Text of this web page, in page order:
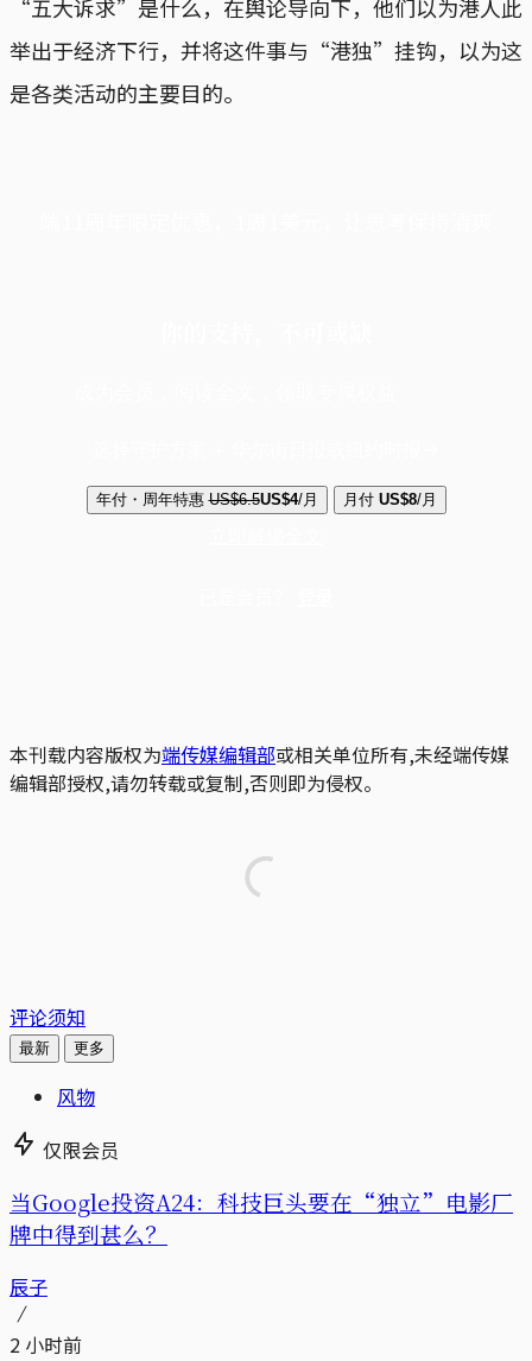
“五大诉求”是什么，在舆论导向下，他们以为港人此
举出于经济下行，并将这件事与“港独”挂钩，以为这
是各类活动的主要目的。
年付・周年特惠 US$6.5US$4/月 月付 US$8/月
本刊载内容版权为端传媒编辑部或相关单位所有,未经端传媒
编辑部授权,请勿转载或复制,否则即为侵权。
评论须知
最新 更多
风物
仅限会员
当Google投资A24：科技巨头要在“独立”电影厂
牌中得到甚么？
辰子
2 小时前